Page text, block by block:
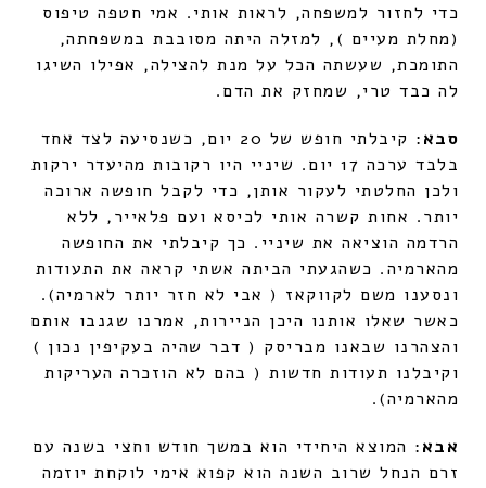
כדי לחזור למשפחה, לראות אותי. אמי חטפה טיפוס
(מחלת מעיים ), למזלה היתה מסובבת במשפחתה,
התומכת, שעשתה הכל על מנת להצילה, אפילו השיגו
לה כבד טרי, שמחזק את הדם.
סבא
: קיבלתי חופש של 20 יום, כשנסיעה לצד אחד
בלבד ערכה 17 יום. שיניי היו רקובות מהיעדר ירקות
ולכן החלטתי לעקור אותן, כדי לקבל חופשה ארוכה
יותר. אחות קשרה אותי לכיסא ועם פלאייר, ללא
הרדמה הוציאה את שיניי. כך קיבלתי את החופשה
מהארמיה. כשהגעתי הביתה אשתי קראה את התעודות
ונסענו משם לקווקאז ( אבי לא חזר יותר לארמיה).
כאשר שאלו אותנו היכן הניירות, אמרנו שגנבו אותם
והצהרנו שבאנו מבריסק ( דבר שהיה בעקיפין נכון )
וקיבלנו תעודות חדשות ( בהם לא הוזכרה העריקות
מהארמיה).
אבא: המוצא היחידי הוא במשך חודש וחצי בשנה עם
זרם הנחל שרוב השנה הוא קפוא אימי לוקחת יוזמה